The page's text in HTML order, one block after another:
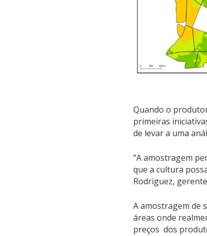
Quando o
primeiras
de levar a uma
“A amostragem
que a cultura
Rodriguez,
A amostragem de
áreas onde
preços dos